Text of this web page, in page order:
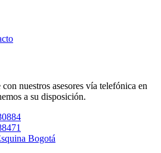
nuestros asesores vía telefónica en
a su disposición.
Bogotá